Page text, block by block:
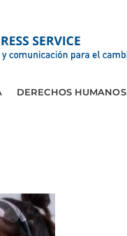
DERECHOS HUMANOS